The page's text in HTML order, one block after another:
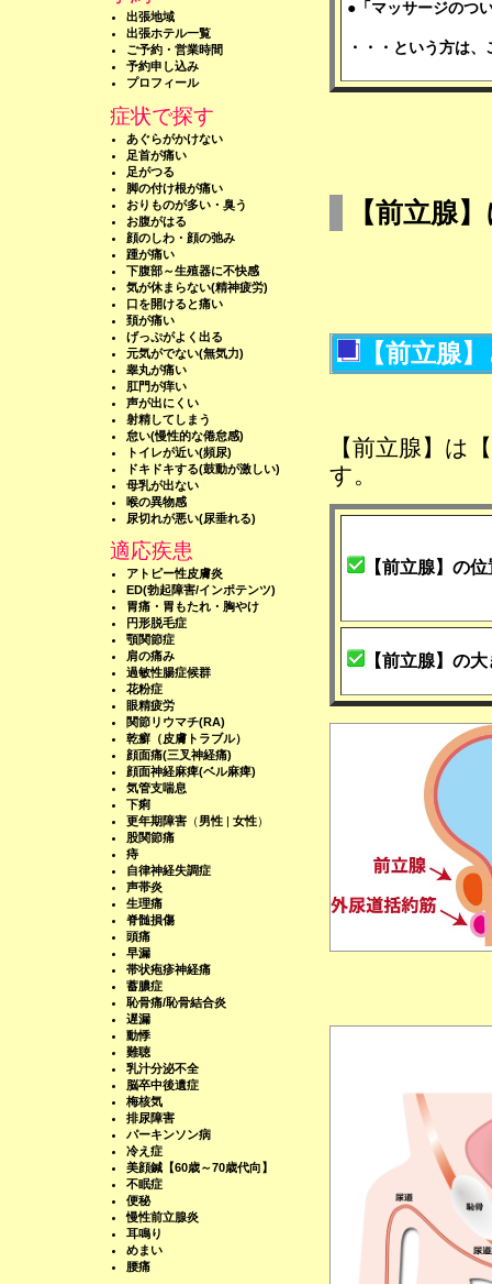
●「マッサージのつ
・・・という方は
【前立腺
【前立腺
【前立腺】は
す。
【前立腺】の位
【前立腺】の
出張地域
出張ホテル一覧
ご予約・営業時間
予約申し込み
プロフィール
症状で探す
あぐらがかけない
足首が痛い
足がつる
脚の付け根が痛い
おりものが多い・臭う
お腹がはる
顔のしわ・顔の弛み
踵が痛い
下腹部～生殖器に不快感
気が休まらない(精神疲労)
口を開けると痛い
頚が痛い
げっぷがよく出る
元気がでない(無気力)
睾丸が痛い
肛門が痒い
声が出にくい
射精してしまう
怠い(慢性的な倦怠感)
トイレが近い(頻尿)
ドキドキする(鼓動が激しい)
母乳が出ない
喉の異物感
尿切れが悪い(尿垂れる)
適応疾患
アトピー性皮膚炎
ED(勃起障害/インポテンツ)
胃痛・胃もたれ・胸やけ
円形脱毛症
顎関節症
肩の痛み
過敏性腸症候群
花粉症
眼精疲労
関節リウマチ(RA)
乾癬（皮膚トラブル）
顔面痛(三叉神経痛)
顔面神経麻痺(ベル麻痺)
気管支喘息
下痢
更年期障害 （男性 女性）
股関節痛
痔
自律神経失調症
声帯炎
生理痛
脊髄損傷
頭痛
早漏
帯状疱疹神経痛
蓄膿症
恥骨痛/恥骨結合炎
遅漏
動悸
難聴
乳汁分泌不全
脳卒中後遺症
梅核気
排尿障害
パーキンソン病
冷え症
美顔鍼【60歳～70歳代向】
不眠症
便秘
慢性前立腺炎
耳鳴り
めまい
腰痛